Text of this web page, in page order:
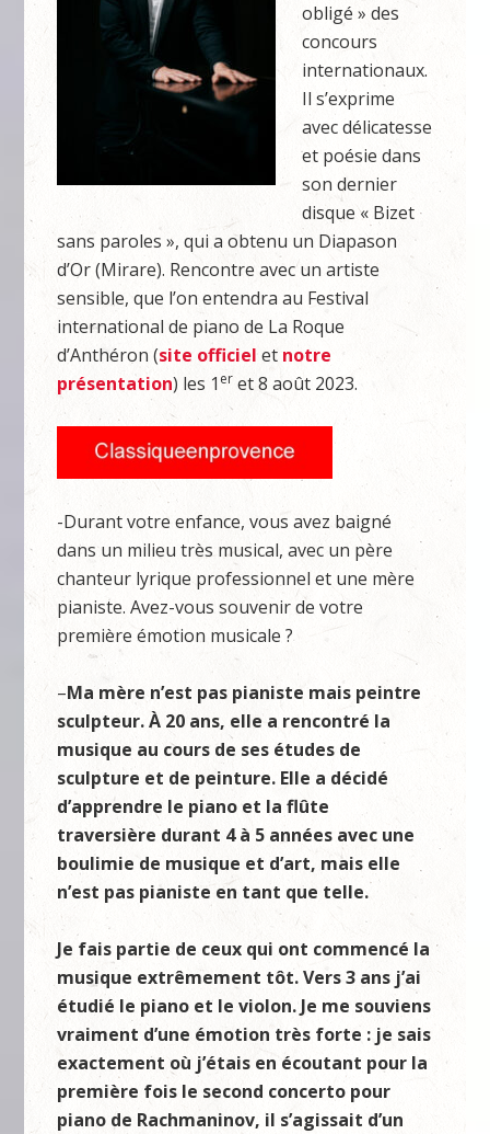
obligé » des
concours
internationaux.
Il s’exprime
avec délicatesse
et poésie dans
son dernier
disque « Bizet
sans paroles », qui a obtenu un Diapason
d’Or (Mirare). Rencontre avec un artiste
sensible, que l’on entendra au Festival
international de piano de La Roque
d’Anthéron (site officiel et notre
présentation) les 1 er et 8 août 2023.
-Durant votre enfance, vous avez baigné
dans un milieu très musical, avec un père
chanteur lyrique professionnel et une mère
pianiste. Avez-vous souvenir de votre
première émotion musicale ?
–Ma mère n’est pas pianiste mais peintre
sculpteur. À 20 ans, elle a rencontré la
musique au cours de ses études de
sculpture et de peinture. Elle a décidé
d’apprendre le piano et la flûte
traversière durant 4 à 5 années avec une
boulimie de musique et d’art, mais elle
n’est pas pianiste en tant que telle.
Je fais partie de ceux qui ont commencé la
musique extrêmement tôt. Vers 3 ans j’ai
étudié le piano et le violon. Je me souviens
vraiment d’une émotion très forte : je sais
exactement où j’étais en écoutant pour la
première fois le second concerto pour
piano de Rachmaninov, il s’agissait d’un